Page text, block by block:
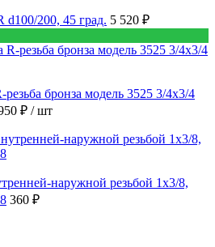
200, 45 град. 5 520 ₽
бронза модель 3525 3/4x3/4
₽ / шт
наружной резьбой 1x3/8,
360 ₽